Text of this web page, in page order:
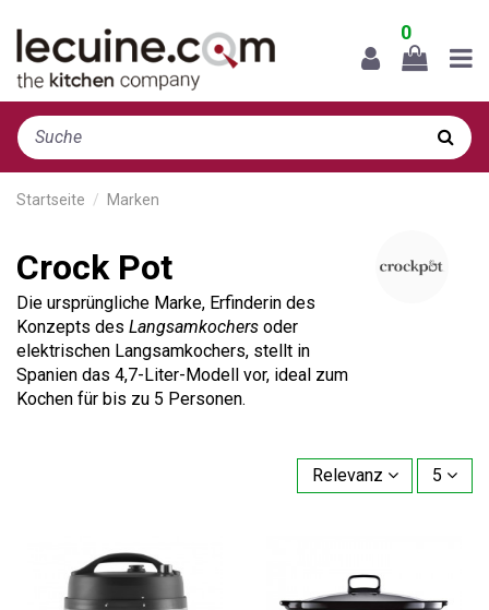
0
Startseite Marken
Crock Pot
Die ursprüngliche Marke, Erfinderin des
Konzepts des Langsamkochers oder
elektrischen Langsamkochers, stellt in
Spanien das 4,7-Liter-Modell vor, ideal zum
Kochen für bis zu 5 Personen.
Relevanz 5